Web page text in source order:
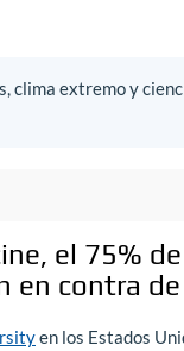
clima extremo y
el 75%
en contra
en los Estados